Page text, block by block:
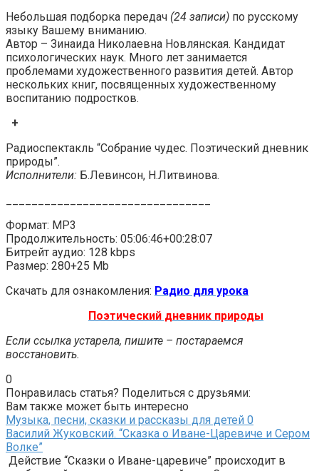
Небольшая подборка передач (24 записи) по русскому
языку Вашему вниманию.
Автор – Зинаида Николаевна Новлянская. Кандидат
психологических наук. Много лет занимается
проблемами художественного развития детей. Автор
нескольких книг, посвященных художественному
воспитанию подростков.
+
Радиоспектакль “Собрание чудес. Поэтический дневник
природы”.
Исполнители: Б.Левинсон, Н.Литвинова.
Формат: MP3
Продолжительность: 05:06:46+00:28:07
Битрейт аудио: 128 kbps
Размер: 280+25 Mb
Скачать для ознакомления: Радио для урока
Поэтический дневник природы
Если ссылка устарела, пишите – постараемся
восстановить.
0
Понравилась статья? Поделиться с друзьями:
Вам также может быть интересно
Музыка, песни, сказки и рассказы для детей 0
Василий Жуковский. “Сказка о Иване-Царевиче и Сером
Волке”
Действие “Сказки о Иване-царевиче” происходит в